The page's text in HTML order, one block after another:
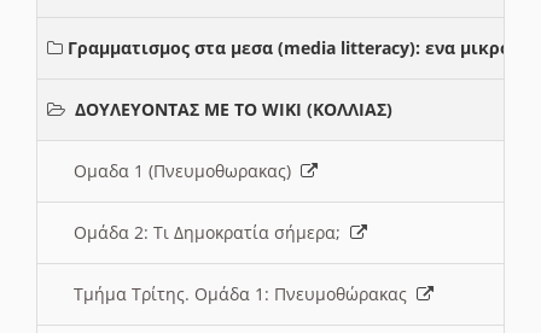
Γραμματισμος στα μεσα (media litteracy): ενα μικρο
ΔΟΥΛΕΥΟΝΤΑΣ ΜΕ ΤΟ WIKI (ΚΟΛΛΙΑΣ)
Ομαδα 1 (Πνευμοθωρακας)
Ομάδα 2: Τι Δημοκρατία σήμερα;
Τμήμα Τρίτης. Ομάδα 1: Πνευμοθώρακας